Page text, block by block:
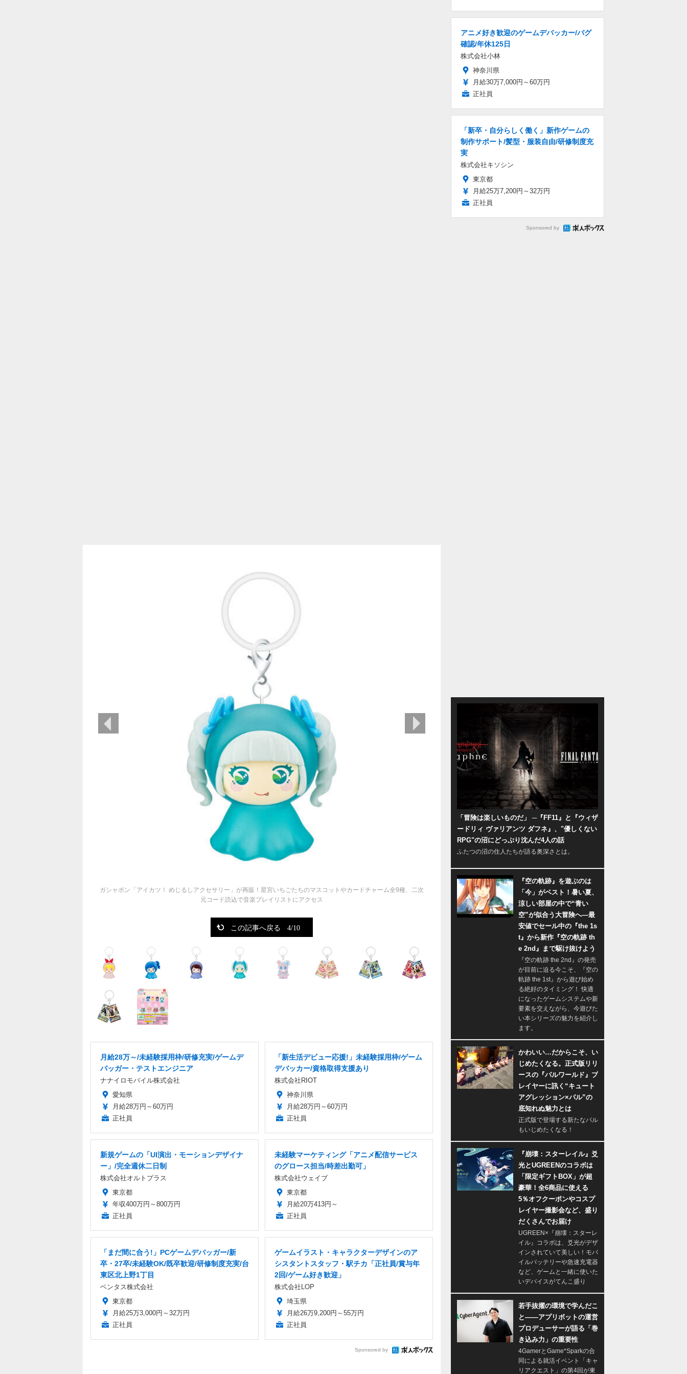
ガシャポン「アイカツ！ めじるしアクセサリー」が再販！星宮いちごたちのマスコットやカードチャーム全9種、二次
元コード読込で音楽プレイリストにアクセス
この記事へ戻る 4/10
月給28万～/未経験採用枠/研修充実/ゲームデ
バッガー・テストエンジニア
ナナイロモバイル株式会社
愛知県
月給28万円～60万円
正社員
「新生活デビュー応援!」未経験採用枠/ゲーム
デバッカー/資格取得支援あり
株式会社RIOT
神奈川県
月給28万円～60万円
正社員
新規ゲームの「UI演出・モーションデザイナ
ー」/完全週休二日制
株式会社オルトプラス
東京都
年収400万円～800万円
正社員
未経験マーケティング「アニメ配信サービス
のグロース担当/時差出勤可」
株式会社ウェイブ
東京都
月給20万413円～
正社員
「まだ間に合う!」PCゲームデバッガー/新
卒・27卒/未経験OK/既卒歓迎/研修制度充実/台
東区北上野1丁目
ベンタス株式会社
東京都
月給25万3,000円～32万円
正社員
ゲームイラスト・キャラクターデザインのア
シスタントスタッフ・駅チカ「正社員/賞与年
2回/ゲーム好き歓迎」
株式会社LOP
埼玉県
月給26万9,200円～55万円
正社員
Sponsored by
アニメ好き歓迎のゲームデバッカー/バグ
確認/年休125日
株式会社小林
神奈川県
月給30万7,000円～60万円
正社員
「新卒・自分らしく働く」新作ゲームの
制作サポート/髪型・服装自由/研修制度充
実
株式会社キソシン
東京都
月給25万7,200円～32万円
正社員
Sponsored by
「冒険は楽しいものだ」 ─『FF11』と『ウィザ
ードリィ ヴァリアンツ ダフネ』、"優しくない
RPG"の沼にどっぷり沈んだ4人の話
ふたつの沼の住人たちが語る奥深さとは。
『空の軌跡』を遊ぶのは
「今」がベスト！暑い夏、
涼しい部屋の中で“青い
空”が似合う大冒険へ―最
安値でセール中の『the 1s
t』から新作『空の軌跡 th
e 2nd』まで駆け抜けよう
『空の軌跡 the 2nd』の発売
が目前に迫る今こそ、『空の
軌跡 the 1st』から遊び始め
る絶好のタイミング！ 快適
になったゲームシステムや新
要素を交えながら、今遊びた
い本シリーズの魅力を紹介し
ます。
かわいい…だからこそ、い
じめたくなる。正式版リリ
ースの『パルワールド』プ
レイヤーに訊く“キュート
アグレッション×パル”の
底知れぬ魅力とは
正式版で登場する新たなパル
もいじめたくなる！
『崩壊：スターレイル』爻
光とUGREENのコラボは
「限定ギフトBOX」が超
豪華！全6商品に使える
5％オフクーポンやコスプ
レイヤー撮影会など、盛り
だくさんでお届け
UGREEN×『崩壊：スターレ
イル』コラボは、爻光がデザ
インされていて美しい！モバ
イルバッテリーや急速充電器
など、ゲームと一緒に使いた
いデバイスがてんこ盛り
若手抜擢の環境で学んだこ
と――アプリボットの運営
プロデューサーが語る「巻
き込み力」の重要性
4GamerとGame*Sparkの合
同による就活イベント「キャ
リアクエスト」の第4回が東